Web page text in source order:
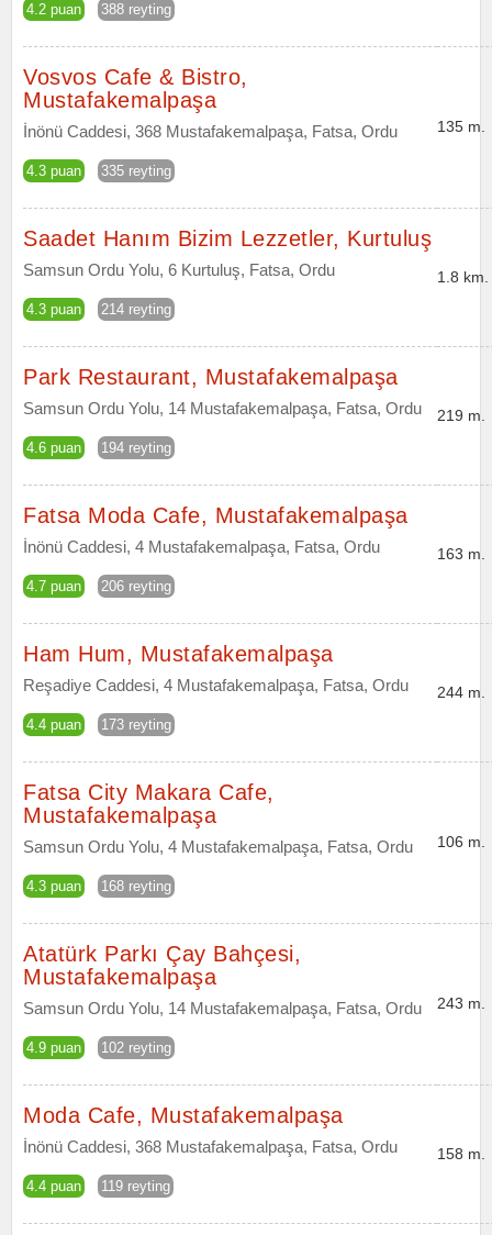
4.2 puan 388 reyting
Vosvos Cafe & Bistro,
Mustafakemalpaşa
İnönü Caddesi, 368 Mustafakemalpaşa, Fatsa, Ordu
4.3 puan 335 reyting
135 m.
Saadet Hanım Bizim Lezzetler, Kurtuluş
Samsun Ordu Yolu, 6 Kurtuluş, Fatsa, Ordu
4.3 puan 214 reyting
1.8 km.
Park Restaurant, Mustafakemalpaşa
Samsun Ordu Yolu, 14 Mustafakemalpaşa, Fatsa, Ordu
4.6 puan 194 reyting
219 m.
Fatsa Moda Cafe, Mustafakemalpaşa
İnönü Caddesi, 4 Mustafakemalpaşa, Fatsa, Ordu
4.7 puan 206 reyting
163 m.
Ham Hum, Mustafakemalpaşa
Reşadiye Caddesi, 4 Mustafakemalpaşa, Fatsa, Ordu
4.4 puan 173 reyting
244 m.
Fatsa City Makara Cafe,
Mustafakemalpaşa
Samsun Ordu Yolu, 4 Mustafakemalpaşa, Fatsa, Ordu
4.3 puan 168 reyting
106 m.
Atatürk Parkı Çay Bahçesi,
Mustafakemalpaşa
Samsun Ordu Yolu, 14 Mustafakemalpaşa, Fatsa, Ordu
4.9 puan 102 reyting
243 m.
Moda Cafe, Mustafakemalpaşa
İnönü Caddesi, 368 Mustafakemalpaşa, Fatsa, Ordu
4.4 puan 119 reyting
158 m.